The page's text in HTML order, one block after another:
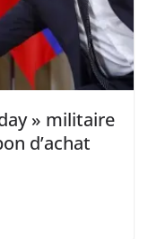
» militaire
d’achat